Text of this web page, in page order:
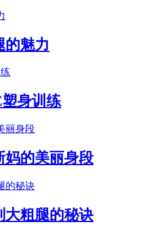
的魅力
身训练
妈的美丽身段
大粗腿的秘诀